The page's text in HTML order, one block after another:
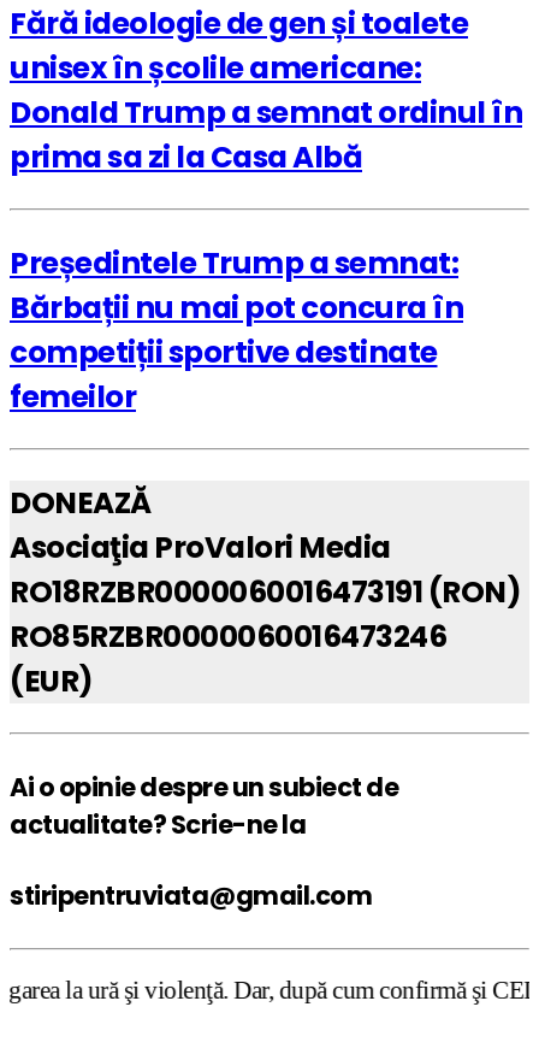
Fără ideologie de gen și toalete
unisex în școlile americane:
Donald Trump a semnat ordinul în
prima sa zi la Casa Albă
Președintele Trump a semnat:
Bărbații nu mai pot concura în
competiții sportive destinate
femeilor
DONEAZĂ
Asociaţia ProValori Media
RO18RZBR0000060016473191 (RON)
RO85RZBR0000060016473246
(EUR)
Ai o opinie despre un subiect de
actualitate? Scrie-ne la
stiripentruviata@gmail.com
Dar, după cum confirmă şi CEDO în cazul